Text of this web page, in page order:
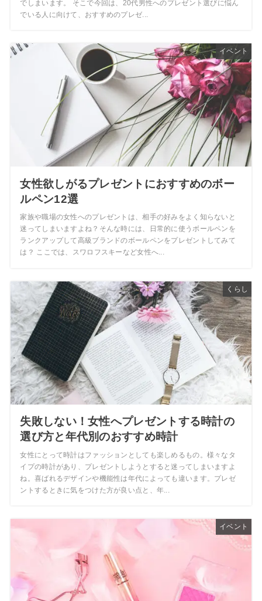
でしまいます。 そこで今回は、20代男性へのプレゼント選びに悩ん
でいる人に向けて、おすすめのプレゼ...
イベント
女性欲しがるプレゼントにおすすめのボー
ルペン12選
家族や職場の女性へのプレゼントは、相手の好みをよく知らないと
迷ってしまいますよね？そんな時には、日常的に使うボールペンを
ランクアップして高級ブランドのボールペンをプレゼントしてみて
は？ ここでは、スワロフスキーなど女性へ...
くらし
失敗しない！女性へプレゼントする時計の
選び方と年代別のおすすめ時計
女性にとって時計はファッションとしても楽しめるもの。様々なタ
イプの時計があり、プレゼントしようとすると迷ってしまいますよ
ね。喜ばれるデザインや機能性は年代によっても違います。プレゼ
ントするときに気をつけた方が良い点と、年...
イベント